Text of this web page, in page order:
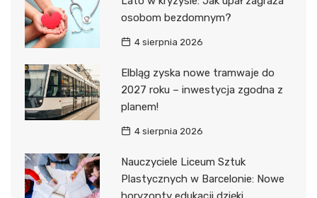
osobom bezdomnym?
4 sierpnia 2026
Elbląg zyska nowe tramwaje do
2027 roku – inwestycja zgodna z
planem!
4 sierpnia 2026
Nauczyciele Liceum Sztuk
Plastycznych w Barcelonie: Nowe